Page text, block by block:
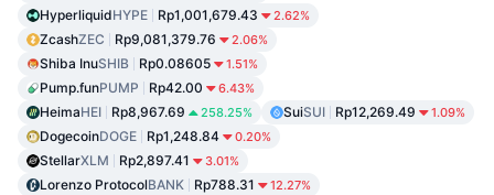
HyperliquidHYPE Rp1,001,679.43 2.62%
ZcashZEC Rp9,081,379.76 2.06%
Shiba InuSHIB Rp0.08605 1.51%
Pump.funPUMP Rp42.00 6.43%
HeimaHEI Rp8,967.69 258.25% SuiSUI Rp12,269.49 1.09%
DogecoinDOGE Rp1,248.84 0.20%
StellarXLM Rp2,897.41 3.01%
Lorenzo ProtocolBANK Rp788.31 12.27%